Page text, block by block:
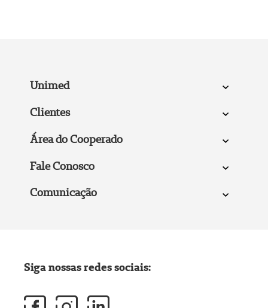
Unimed
Clientes
Área do Cooperado
Fale Conosco
Comunicação
Siga nossas redes sociais: